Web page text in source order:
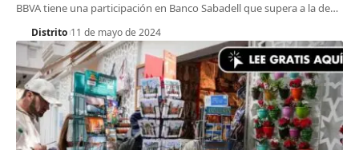
BBVA tiene una participación en Banco Sabadell que supera a la de…
Distrito 11 de mayo de 2024